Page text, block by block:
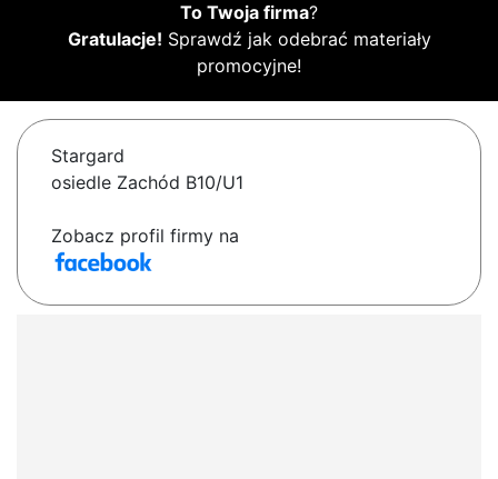
To Twoja firma?
Gratulacje! Sprawdź jak odebrać materiały
promocyjne!
Stargard
osiedle Zachód B10/U1
Zobacz profil firmy na